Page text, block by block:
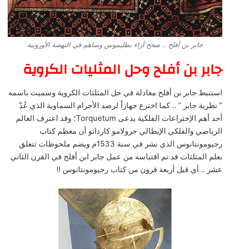
جابر بن أفلح .. صحح آراء بطليموس وساهم في النهضة الأوروبية
جابر بن أفلح وحل المثليات الكروية
استنبط جابر بن أفلح معادلة في حل المثلثات الكروية وسميت باسمه
” نظرية جابر ” .. كما اخترع جهازاً لرصد الأجرام السماوية الذي عُدّ
أحد أهم الإختراعات الفلكية يدعى Torquetum؛ وقد اعترف العالم
الرياضي والفلكي الإيطالي جرولامو كاردانو أن معظم كتاب
رجيومونتانوس الذي نشر في سنة 1533م ويضم ملحوظات تتعلق
بعلم المثلثات قد تم اقتباسه من عمل جابر ابن أفلح في القرن الثاني
عشر .. أي قبل أربعة قرون من كتاب رجيومونتانوس !!